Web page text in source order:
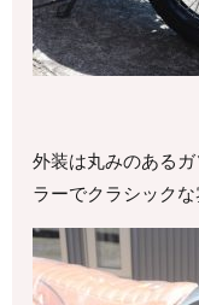
外装は丸みのある
ラーでクラシックな